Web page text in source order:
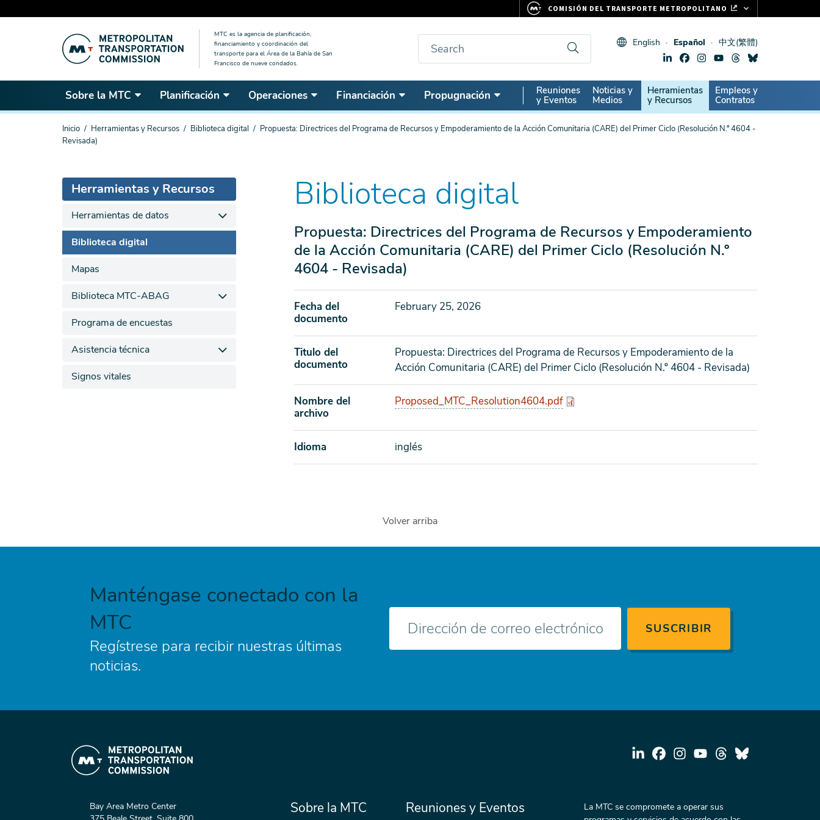
MTC es la agencia de planificación,
financiamiento y coordinación del
transporte para el Área de la Bahía de San
Francisco de nueve condados.
Buscar English Español 中文(繁體)
Sobre la MTC Planificación Operaciones Financiación Propugnación
Secondary
Nav
Reuniones
y Eventos
Noticias y
Medios
Herramientas
y Recursos
Empleos y
Contratos
Estás
aquí
Inicio Herramientas y Recursos Biblioteca digital
Propuesta: Directrices del Programa de Recursos y Empoderamiento de la Acción Comunitaria (CARE) del Primer Ciclo (Resolución N.º 4604 -
Revisada)
Biblioteca digital
Propuesta: Directrices del Programa de Recursos y Empoderamiento
de la Acción Comunitaria (CARE) del Primer Ciclo (Resolución N.º
4604 - Revisada)
Fecha del
documento
February 25, 2026
Titulo del
documento
Propuesta: Directrices del Programa de Recursos y Empoderamiento de la
Acción Comunitaria (CARE) del Primer Ciclo (Resolución N.º 4604 - Revisada)
Nombre del
archivo
Proposed_MTC_Resolution4604.pdf
Idioma inglés
Herramientas y Recursos
Herramientas de datos
Biblioteca digital
Mapas
Biblioteca MTC-ABAG
Programa de encuestas
Asistencia técnica
Signos vitales
Volver arriba
Manténgase conectado con la
MTC
Regístrese para recibir nuestras últimas
noticias.
electrónico
Bay Area Metro Center
Menú
Sobre la MTC
Secondary
Reuniones y Eventos
La MTC se compromete a operar sus
COMISIÓN DEL TRANSPORTE METROPOLITANO
CLIPPER CARD
511.ORG